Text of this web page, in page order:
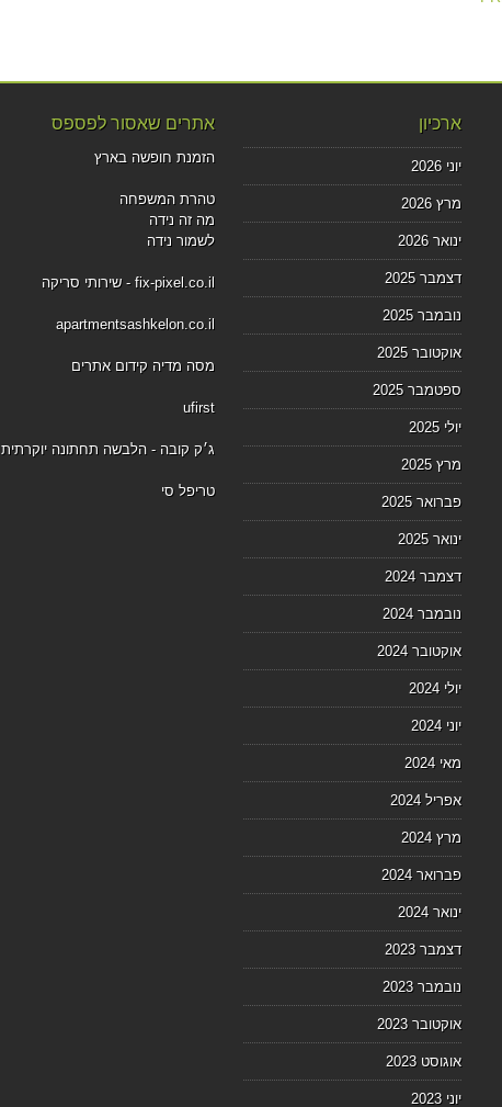
אתרים שאסור לפספס
הזמנת חופשה בארץ
טהרת המשפחה
מה זה נידה
לשמור נידה
fix-pixel.co.il - שירותי סריקה
apartmentsashkelon.co.il
מסה מדיה קידום אתרים
ufirst
ג׳ק קובה - הלבשה תחתונה יוקרתית
טריפל סי
ארכיון
יוני 2026
מרץ 2026
ינואר 2026
דצמבר 2025
נובמבר 2025
אוקטובר 2025
ספטמבר 2025
יולי 2025
מרץ 2025
פברואר 2025
ינואר 2025
דצמבר 2024
נובמבר 2024
אוקטובר 2024
יולי 2024
יוני 2024
מאי 2024
אפריל 2024
מרץ 2024
פברואר 2024
ינואר 2024
דצמבר 2023
נובמבר 2023
אוקטובר 2023
אוגוסט 2023
יוני 2023